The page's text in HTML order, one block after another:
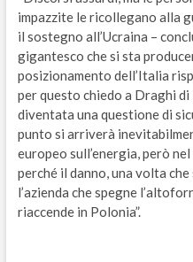
impazzite le ricollegano alla
il sostegno all’Ucraina –
gigantesco che si sta
posizionamento dell’Italia
per questo chiedo a Draghi
diventata una questione di
punto si arriverà
europeo sull’energia, però
perché il danno, una volta
l’azienda che spegne
riaccende in Polonia”.